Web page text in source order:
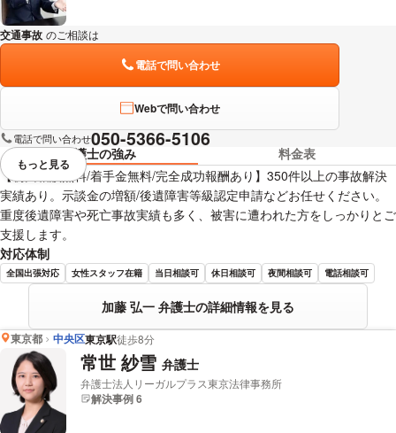
交通事故 のご相談は
電話で問い合わせ
Webで問い合わせ
電話で問い合わせ050-5366-5106
弁護士の強み
料金表
【初回相談無料/着手金無料/完全成功報酬あり】350件以上の事故解決
実績あり。示談金の増額/後遺障害等級認定申請などお任せください。
重度後遺障害や死亡事故実績も多く、被害に遭われた方をしっかりとご
支援します。
対応体制
全国出張対応 女性スタッフ在籍 当日相談可 休日相談可 夜間相談可 電話相談可
加藤 弘一 弁護士の詳細情報を見る
視覚的に省略されている要素を
もっと見る
東京都 中央区東京駅徒歩8分
常世 紗雪 弁護士
弁護士法人リーガルプラス東京法律事務所
解決事例 6